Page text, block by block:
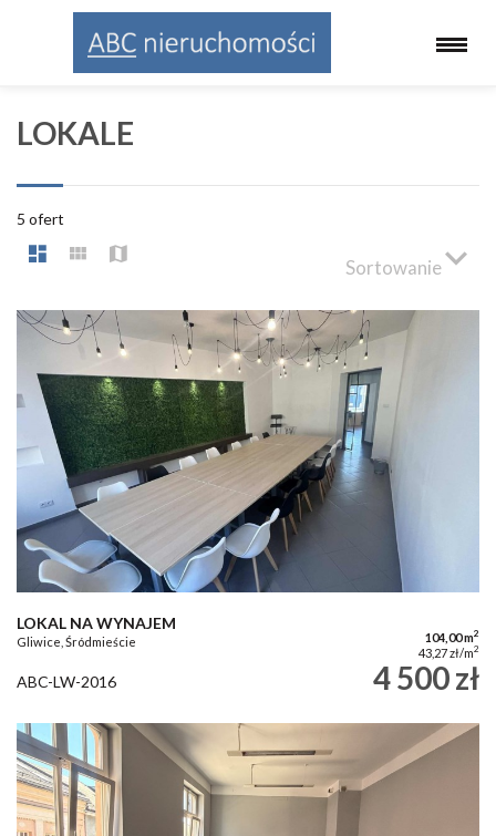
LOKALE
5 ofert
Sortowanie
LOKAL NA WYNAJEM
Gliwice, Śródmieście 104,00 m2
43,27 zł/m2
ABC-LW-2016 4 500 zł